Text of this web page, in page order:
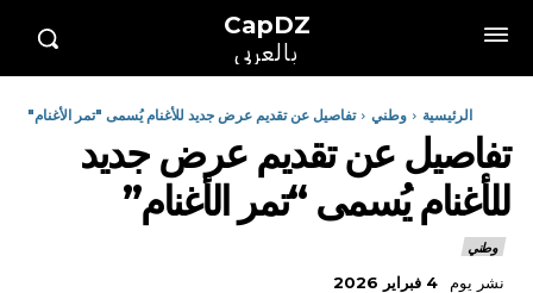
CapDZ
بالعربي
الرئيسية وطني تفاصيل عن تقديم عرض جديد للأغنام يُسمى "تمر الأغنام"
تفاصيل عن تقديم عرض جديد
للأغنام يُسمى “تمر الأغنام”
وطني
نشر يوم 4 فبراير 2026